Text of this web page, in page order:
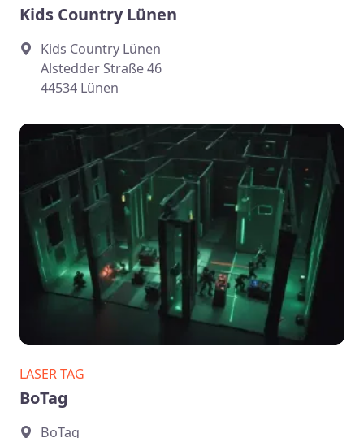
Kids Country Lünen
Kids Country Lünen
Alstedder Straße 46
44534 Lünen
LASER TAG
BoTag
BoTag